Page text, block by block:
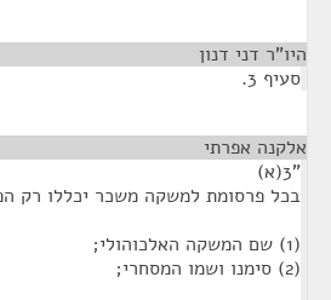
היו"ר דני דנון
סעיף 3.
אלקנה אפרתי
"3(א)
בכל פרסומת למשקה משכר יכללו רק
(1) שם המשקה האלכוהולי;
(2) סימנו ושמו המסחרי;